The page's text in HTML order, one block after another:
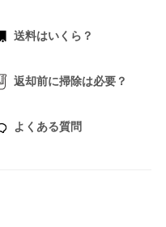
送料はいくら？
返却前に掃除は必要？
よくある質問